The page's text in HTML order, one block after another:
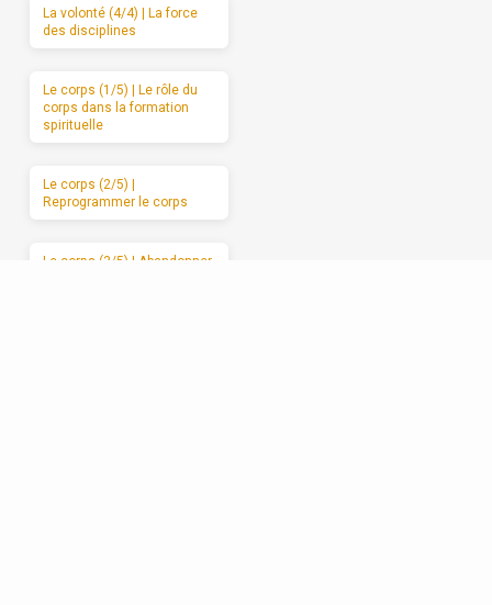
La volonté (4/4) | La force
des disciplines
Le corps (1/5) | Le rôle du
corps dans la formation
spirituelle
Le corps (2/5) |
Reprogrammer le corps
Le corps (3/5) | Abandonner